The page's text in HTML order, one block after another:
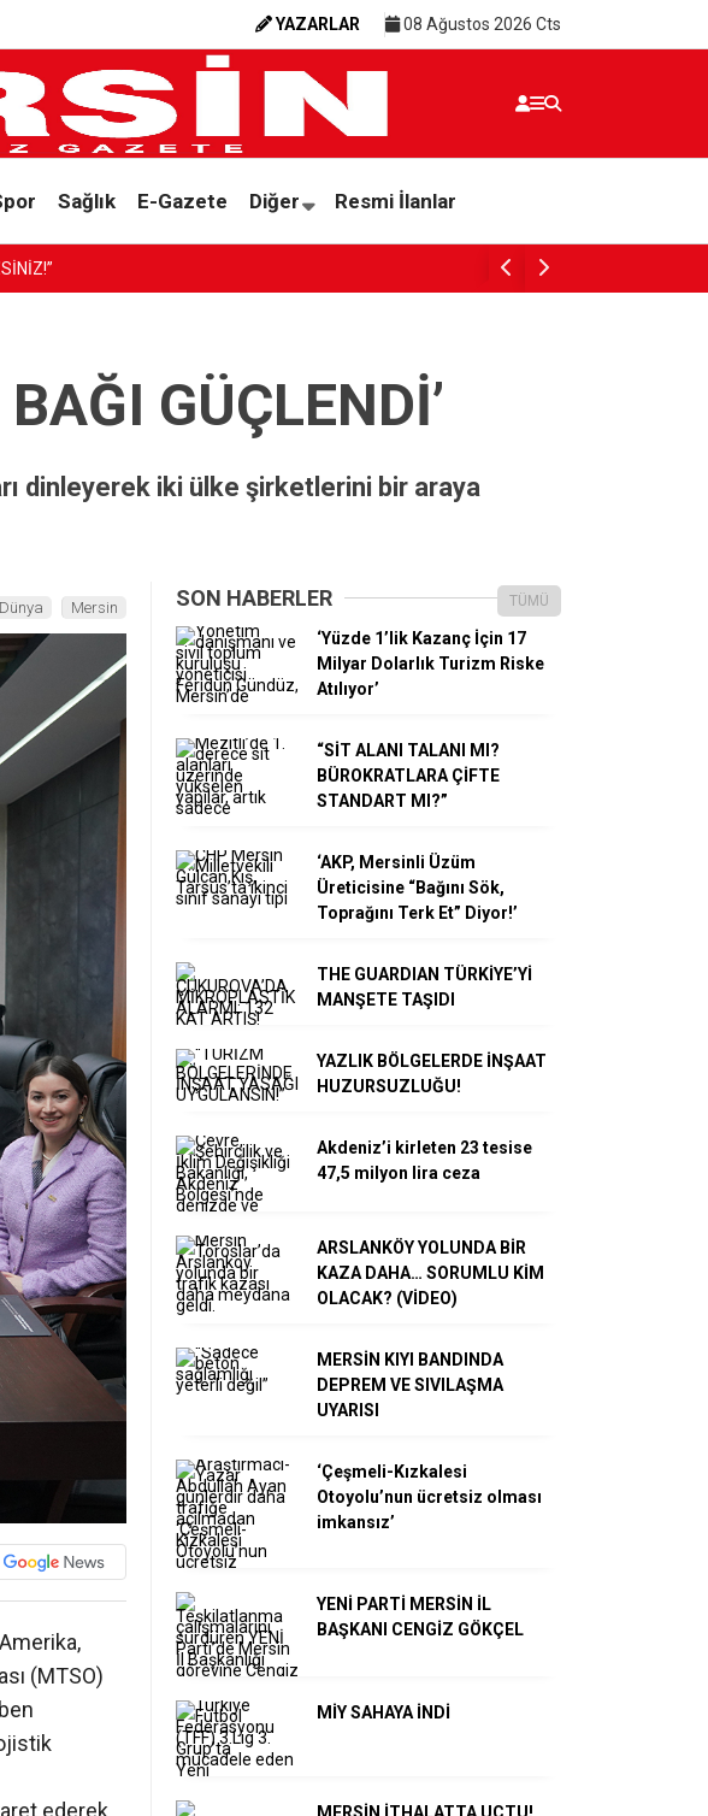
YAZARLAR 08 Ağustos 2026 Cts
Sağlık E-Gazete Diğer Resmi İlanlar
Akdeniz’de kadınlara yönelik ‘Sevgi Sanatı’
GÜÇLENDİ’
dinleyerek iki ülke şirketlerini bir araya
Dünya Mersin
(MTSO)
ederek
SON HABERLER TÜMÜ
‘Yüzde 1’lik Kazanç İçin 17
Milyar Dolarlık Turizm Riske
Atılıyor’
“SİT ALANI TALANI MI?
BÜROKRATLARA ÇİFTE
STANDART MI?”
‘AKP, Mersinli Üzüm
Üreticisine “Bağını Sök,
Toprağını Terk Et” Diyor!’
THE GUARDIAN TÜRKİYE’Yİ
MANŞETE TAŞIDI
YAZLIK BÖLGELERDE İNŞAAT
HUZURSUZLUĞU!
Akdeniz’i kirleten 23 tesise
47,5 milyon lira ceza
ARSLANKÖY YOLUNDA BİR
KAZA DAHA… SORUMLU KİM
OLACAK? (VİDEO)
MERSİN KIYI BANDINDA
DEPREM VE SIVILAŞMA
UYARISI
‘Çeşmeli-Kızkalesi
Otoyolu’nun ücretsiz olması
imkansız’
YENİ PARTİ MERSİN İL
BAŞKANI CENGİZ GÖKÇEL
MİY SAHAYA İNDİ